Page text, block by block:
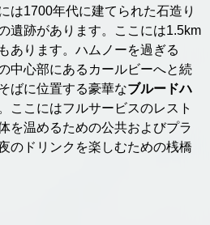
は1700年代に建てられた石造り
遺跡があります。ここには1.5km
もあります。ハムノーを過ぎる
中心部にあるカールビーへと続
ばに位置する豪華なブルードハ
ここにはフルサービスのレスト
を温めるための公共およびプラ
のドリンクを楽しむための桟橋